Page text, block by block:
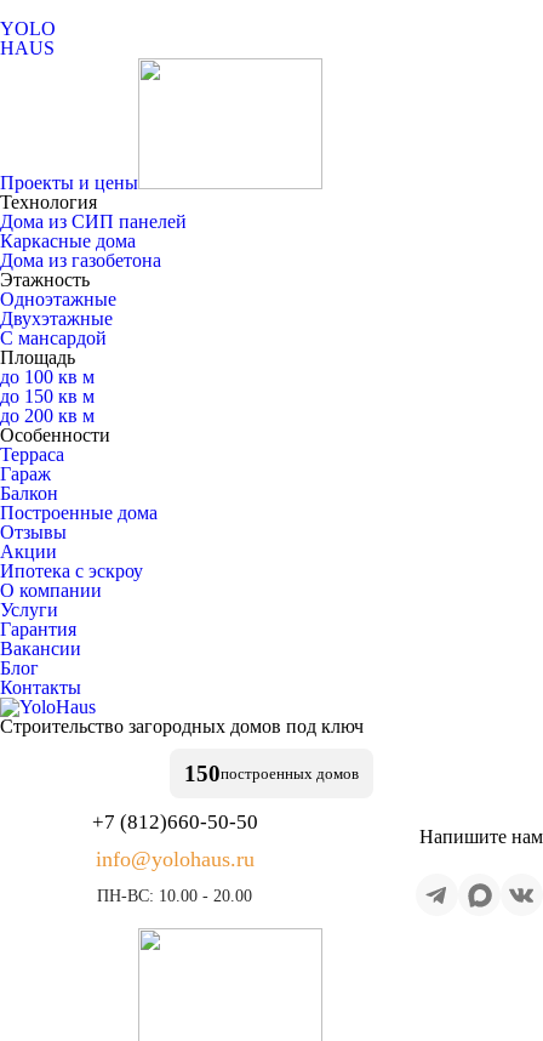
YOLO
HAUS
Проекты и цены
Технология
Дома из СИП панелей
Каркасные дома
Дома из газобетона
Этажность
Одноэтажные
Двухэтажные
С мансардой
Площадь
до 100 кв м
до 150 кв м
до 200 кв м
Особенности
Терраса
Гараж
Балкон
Построенные дома
Отзывы
Акции
Ипотека с эскроу
О компании
Услуги
Гарантия
Вакансии
Блог
Контакты
Строительство загородных домов под ключ
150построенных домов
+7 (812)660-50-50
info@yolohaus.ru
ПН-ВС: 10.00 - 20.00
Напишите нам